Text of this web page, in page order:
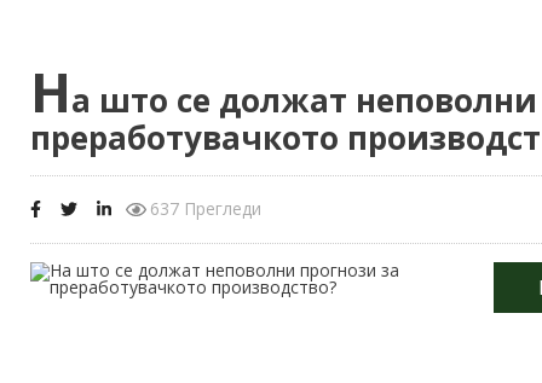
На што се должат неповолни
преработувачкото
637 Прегледи